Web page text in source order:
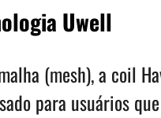
Uwell
(mesh), a coil
para usuários